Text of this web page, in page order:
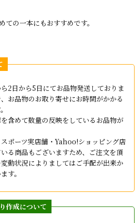
ての一本にもおすすめです。
2日から5日にてお品物発送しておりま
お品物のお取り寄せにお時間がかかる
含めて数量の反映をしているお品物が
ポーツ実店舗・Yahoo!ショッピング店
る商品もございますため、ご注文を頂
動状況によりましてはご手配が出来か
す。